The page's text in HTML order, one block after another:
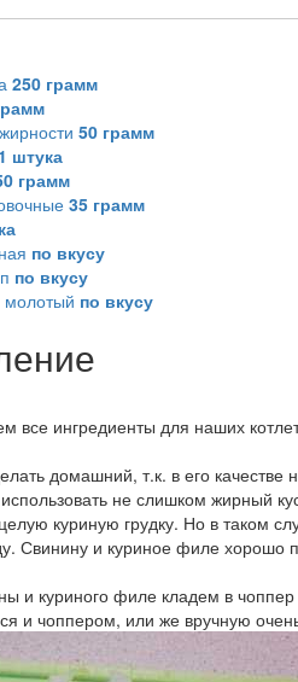
250 грамм
50 грамм
1 штука
грамм
35 грамм
по вкусу
по вкусу
по вкусу
все ингредиенты для наших
домашний, т.к. в его
не слишком жирный
куриную грудку. Но в таком
Свинину и куриное филе хорошо
и куриного филе кладем в
и чоппером, или же вручную